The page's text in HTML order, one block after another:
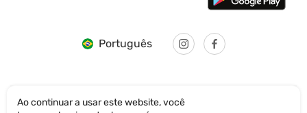
Português
Ao continuar a usar este website, você